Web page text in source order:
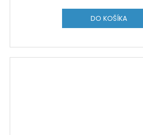
DO KOŠÍKA